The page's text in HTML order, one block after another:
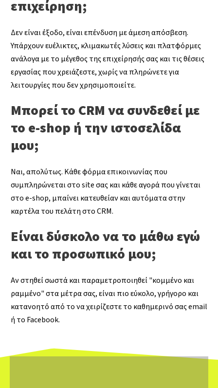
επιχείρηση;
Δεν είναι έξοδο, είναι επένδυση με άμεση απόσβεση.
Υπάρχουν ευέλικτες, κλιμακωτές λύσεις και πλατφόρμες
ανάλογα με το μέγεθος της επιχείρησής σας και τις θέσεις
εργασίας που χρειάζεστε, χωρίς να πληρώνετε για
λειτουργίες που δεν χρησιμοποιείτε.
Μπορεί το CRM να συνδεθεί με
το e-shop ή την ιστοσελίδα
μου;
Ναι, απολύτως. Κάθε φόρμα επικοινωνίας που
συμπληρώνεται στο site σας και κάθε αγορά που γίνεται
στο e-shop, μπαίνει κατευθείαν και αυτόματα στην
καρτέλα του πελάτη στο CRM.
Είναι δύσκολο να το μάθω εγώ
και το προσωπικό μου;
Αν στηθεί σωστά και παραμετροποιηθεί "κομμένο και
ραμμένο" στα μέτρα σας, είναι πιο εύκολο, γρήγορο και
κατανοητό από το να χειρίζεστε το καθημερινό σας email
ή το Facebook.